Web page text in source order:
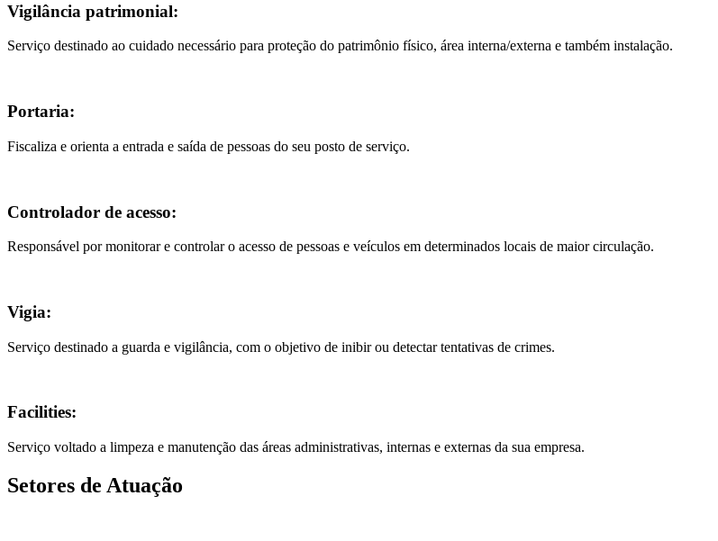
Vigilância patrimonial:
Serviço destinado ao cuidado necessário para proteção do patrimônio físico, área interna/externa e também instalação.
Portaria:
Fiscaliza e orienta a entrada e saída de pessoas do seu posto de serviço.
Controlador de acesso:
Responsável por monitorar e controlar o acesso de pessoas e veículos em determinados locais de maior circulação.
Vigia:
Serviço destinado a guarda e vigilância, com o objetivo de inibir ou detectar tentativas de crimes.
Facilities:
Serviço voltado a limpeza e manutenção das áreas administrativas, internas e externas da sua empresa.
Setores de Atuação